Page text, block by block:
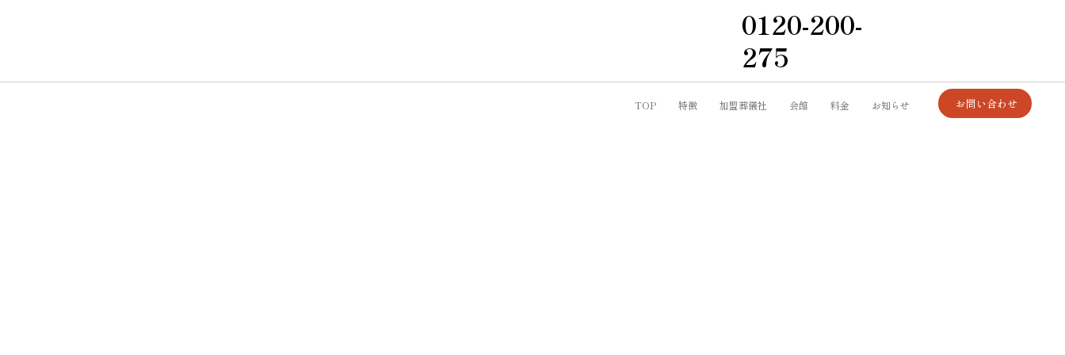
0120-200-
275
TOP 特徴 加盟葬儀社 会館 料金 お知らせ お問い合わせ